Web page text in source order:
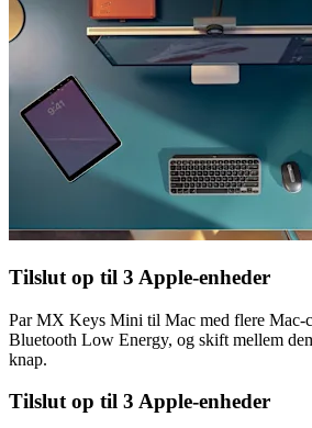
Tilslut op til 3 Apple-enheder
Par MX Keys Mini til Mac med flere Mac-
Bluetooth Low Energy, og skift mellem
knap.
Tilslut op til 3 Apple-enheder